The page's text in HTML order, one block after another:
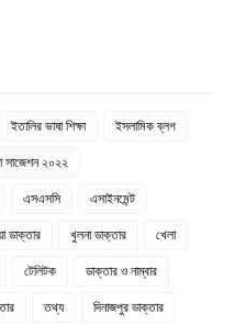
ইতালির ভাষা শিক্ষা
ইসলামিক ব্লগ
সাজেশন ২০২২
এসএসসি
এসাইনমেন্ট
ডাক্তার খুলনা ডাক্তার
খেলা
টেলিটক
ডাক্তার ও নাম্বার
তথ্য
দিনাজপুর ডাক্তার